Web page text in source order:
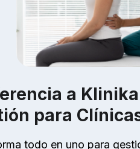
a
para
todo en uno para